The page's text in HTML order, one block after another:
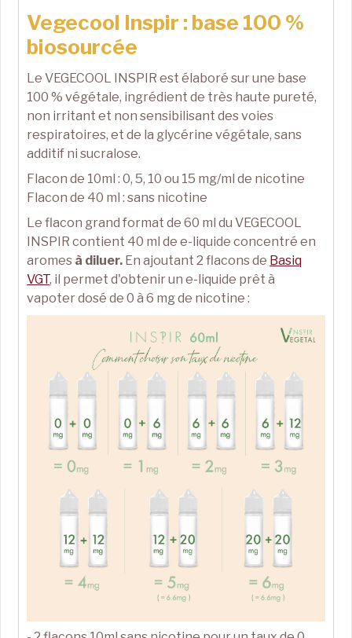
Vegecool Inspir : base 100 %
biosourcée
Le VEGECOOL INSPIR est élaboré sur une base
100 % végétale, ingrédient de très haute pureté,
non irritant et non sensibilisant des voies
respiratoires, et de la glycérine végétale, sans
additif ni sucralose.
Flacon de 10ml : 0, 5, 10 ou 15 mg/ml de nicotine
Flacon de 40 ml : sans nicotine
Le flacon grand format de 60 ml du VEGECOOL
INSPIR contient 40 ml de e-liquide concentré en
aromes à diluer. En ajoutant 2 flacons de Basiq
VGT, i l permet d'obtenir un e-liquide prêt à
vapoter dosé de 0 à 6 mg de nicotine :